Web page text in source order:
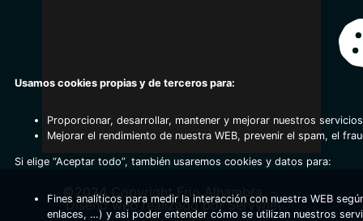
©2024 Copyright Frio Alhambra
Diseño web realizado por Servynet
Usamos cookies propias y de terceros para:
Proporcionar, desarrollar, mantener y mejorar nuestros
Mejorar el rendimiento de nuestra WEB, prevenir el spam, el
Si elige “Aceptar todo”, también usaremos cookies y datos para:
Fines analíticos para medir la interacción con nuestra WEB
enlaces, …) y asi poder entender cómo se utilizan nuestros